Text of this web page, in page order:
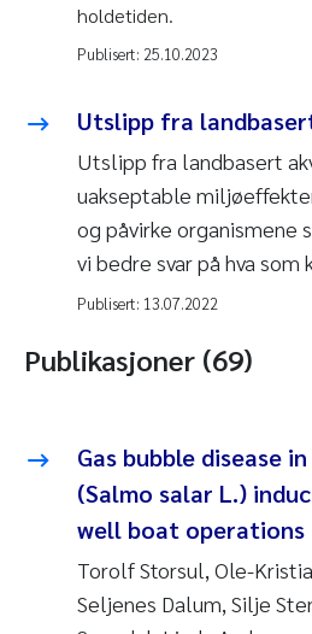
holdetiden.
Publisert: 25.10.2023
Utslipp fra
Utslipp fra landbasert
uakseptable
og påvirke organismene
vi bedre svar på hva som
Publisert: 13.07.2022
Publikasjoner (69)
Gas bubble disease
(Salmo salar L.)
well boat operations
Torolf Storsul, Ole-
Seljenes Dalum, Silje